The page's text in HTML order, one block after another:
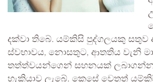
දක්වා තිබේ. යම්කිසි පුද්ගලයකු සතුව
ස්වභාවය, නොසතුට, ආතතිය වැනි
තත්ත්වයන්ගෙන් සහනයක්
හැකියාව ලැබේ. කෙසේ වෙතත්